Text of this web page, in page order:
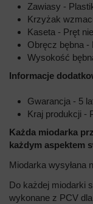
Zawiasy -
Krzyżak
Kaseta - Pręt
Obręcz bębna -
Wysokość
Informacje
Gwarancja - 5
Kraj produkcji -
Każda miodarka
każdym aspektem
Miodarka wysyłana
Do każdej miodarki
wykonane z PCV